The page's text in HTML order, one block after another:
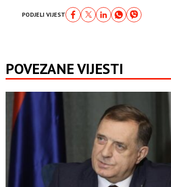
PODJELI VIJEST
POVEZANE VIJESTI